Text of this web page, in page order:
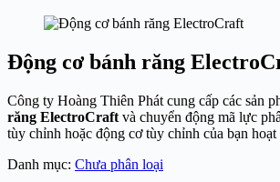
Động cơ bánh răng
Công ty Hoàng Thiên Phát cung cấp các sản
răng ElectroCraft và chuyển động mã lực
tùy chỉnh hoặc động cơ tùy chỉnh của bạn
Danh mục: Chưa phân loại